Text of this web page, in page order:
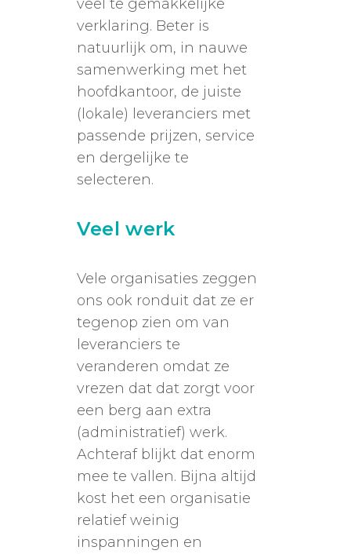
veel te gemakkelijke
verklaring. Beter is
natuurlijk om, in nauwe
samenwerking met het
hoofdkantoor, de juiste
(lokale) leveranciers met
passende prijzen, service
en dergelijke te
selecteren.
Veel werk
Vele organisaties zeggen
ons ook ronduit dat ze er
tegenop zien om van
leveranciers te
veranderen omdat ze
vrezen dat dat zorgt voor
een berg aan extra
(administratief) werk.
Achteraf blijkt dat enorm
mee te vallen. Bijna altijd
kost het een organisatie
relatief weinig
inspanningen en